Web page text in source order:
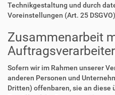
Technikgestaltung und durch
Voreinstellungen (Art. 25
Zusammenarbeit
Sofern wir im Rahmen unserer
anderen Personen und
Dritten) offenbaren, sie an diese